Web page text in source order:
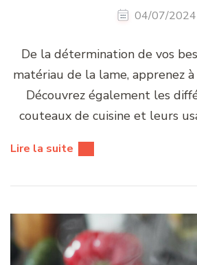
04/07/2024
De la détermination de vos
matériau de la lame, apprenez
Découvrez également les
couteaux de cuisine et leurs
Lire la suite